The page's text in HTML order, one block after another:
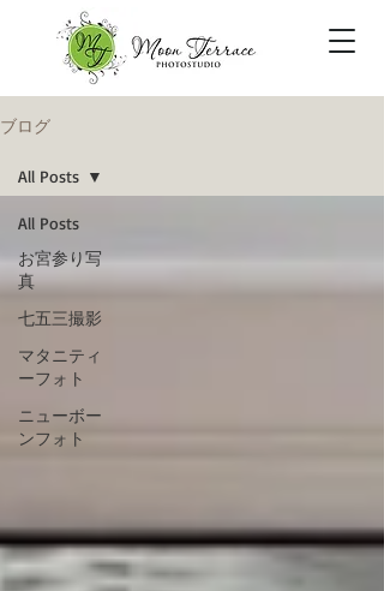
ブログ
All Posts
お宮参り写
真
七五三撮影
マタニティ
ーフォト
ニューボー
ンフォト
All Posts